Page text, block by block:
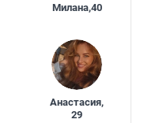
Милана,40
Анастасия,
29